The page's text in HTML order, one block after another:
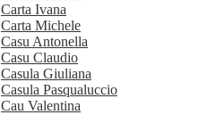
Carta Ivana
Carta Michele
Casu Antonella
Casu Claudio
Casula Giuliana
Casula Pasqualuccio
Cau Valentina